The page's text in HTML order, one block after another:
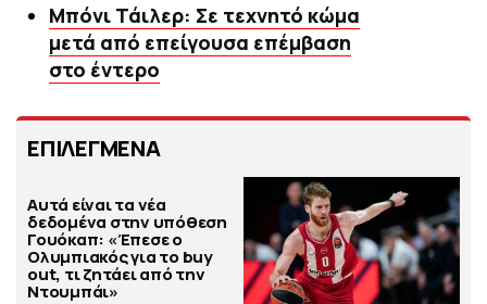
Μπόνι Τάιλερ: Σε τεχνητό κώμα
μετά από επείγουσα επέμβαση
στο έντερο
ΕΠΙΛΕΓΜΕΝΑ
Αυτά είναι τα νέα
δεδομένα στην υπόθεση
Γουόκαπ: «Έπεσε ο
Ολυμπιακός για το buy
out, τι ζητάει από την
Ντουμπάι»